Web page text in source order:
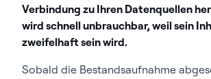
Verbindung zu Ihren Datenquellen
wird schnell unbrauchbar, weil sein
zweifelhaft sein wird.
Sobald die Bestandsaufnahme